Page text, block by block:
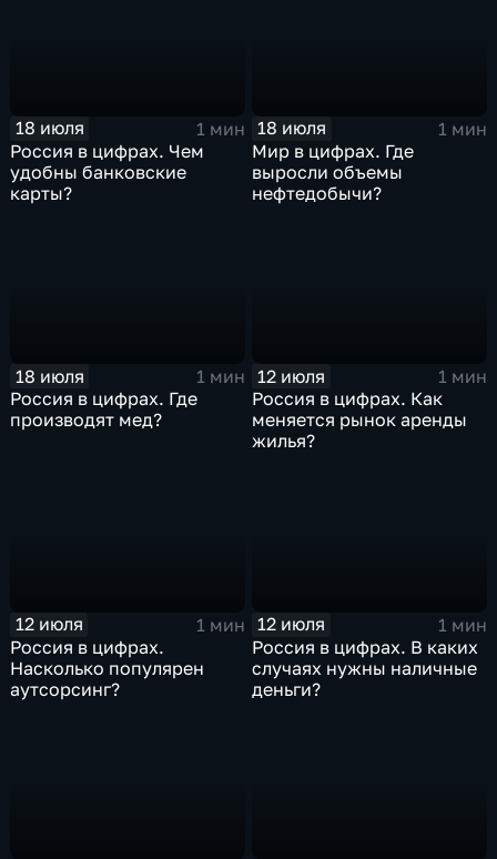
18 июля
1 мин
Россия в цифрах. Чем
удобны банковские
карты?
18 июля
1 мин
Мир в цифрах. Где
выросли объемы
нефтедобычи?
18 июля
1 мин
Россия в цифрах. Где
производят мед?
12 июля
1 мин
Россия в цифрах. Как
меняется рынок аренды
жилья?
12 июля
1 мин
Россия в цифрах.
Насколько популярен
аутсорсинг?
12 июля
1 мин
Россия в цифрах. В каких
случаях нужны наличные
деньги?